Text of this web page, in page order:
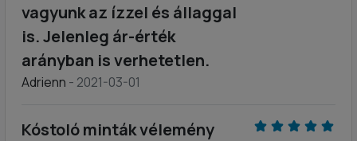
vagyunk az ízzel és állaggal
is. Jelenleg ár-érték
arányban is verhetetlen.
Adrienn - 2021-03-01
Kóstoló minták vélemény